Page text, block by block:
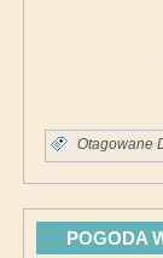
Otagowane
POGODA